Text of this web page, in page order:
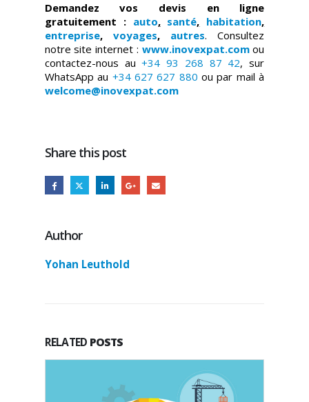
Demandez vos devis en ligne
gratuitement : auto, santé, habitation,
entreprise, voyages, autres. Consultez
notre site internet : www.inovexpat.comou
contactez-nous au+34 93 268 87 42, sur
WhatsApp au +34 627 627 880 ou par mail à
welcome@inovexpat.com
Share this post
Author
Yohan Leuthold
RELATED POSTS